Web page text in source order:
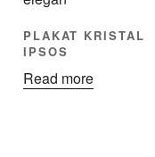
PLAKAT KRISTAL
IPSOS
Read more